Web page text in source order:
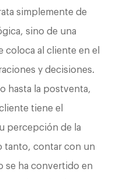
simplemente de
sino de una
coloca al cliente en el
y decisiones.
hasta la postventa,
tiene el
percepción de la
tanto, contar con un
se ha convertido en